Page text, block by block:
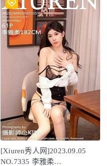
[Xiuren秀人网]2023.09.05
NO.7335 李雅柔